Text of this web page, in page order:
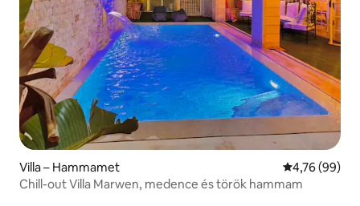
Villa – Hammamet Átlagos
4,76 (99)
Chill-out Villa Marwen, medence és török hammam